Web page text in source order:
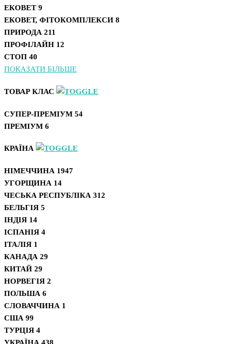
ЕКОВЕТ 9
ЕКОВЕТ, ФІТОКОМПЛЕКСИ 8
ПРИРОДА 211
ПРОФІЛАЙН 12
СТОП 40
ПОКАЗАТИ БІЛЬШЕ
ТОВАР КЛАС
СУПЕР-ПРЕМІУМ 54
ПРЕМІУМ 6
КРАЇНА
НІМЕЧЧИНА 1947
УГОРЩИНА 14
ЧЕСЬКА РЕСПУБЛІКА 312
БЕЛЬГІЯ 5
ІНДІЯ 14
ІСПАНІЯ 4
ІТАЛІЯ 1
КАНАДА 29
КИТАЙ 29
НОРВЕГІЯ 2
ПОЛЬША 6
СЛОВАЧЧИНА 1
США 99
ТУРЦІЯ 4